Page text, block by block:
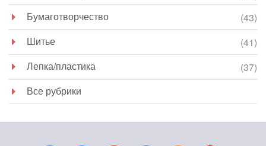
Бумаготворчество
(43)
Шитье
(41)
Лепка/пластика
(37)
Все рубрики